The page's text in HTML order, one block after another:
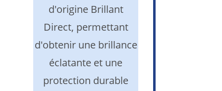
d'origine Brillant
Direct, permettant
d'obtenir une brillance
éclatante et une
protection durable